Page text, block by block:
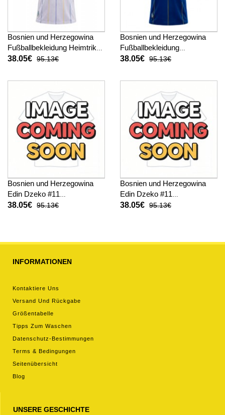
Bosnien und Herzegowina
Fußballbekleidung Heimtrikot
Damen WM 2026 Kurzarm
38.05€ 95.13€
Bosnien und Herzegowina
Fußballbekleidung
Auswärtstrikot Damen WM
38.05€ 95.13€
Bosnien und Herzegowina
Edin Dzeko #11
Fußballbekleidung Heimtrikot
38.05€ 95.13€
Bosnien und Herzegowina
Edin Dzeko #11
Fußballbekleidung
38.05€ 95.13€
INFORMATIONEN
Kontaktiere Uns
Versand Und Rückgabe
Größentabelle
Tipps Zum Waschen
Datenschutz-Bestimmungen
Terms & Bedingungen
Seitenübersicht
Blog
UNSERE GESCHICHTE